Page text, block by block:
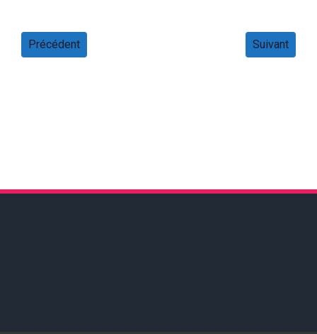
Précédent Suivant